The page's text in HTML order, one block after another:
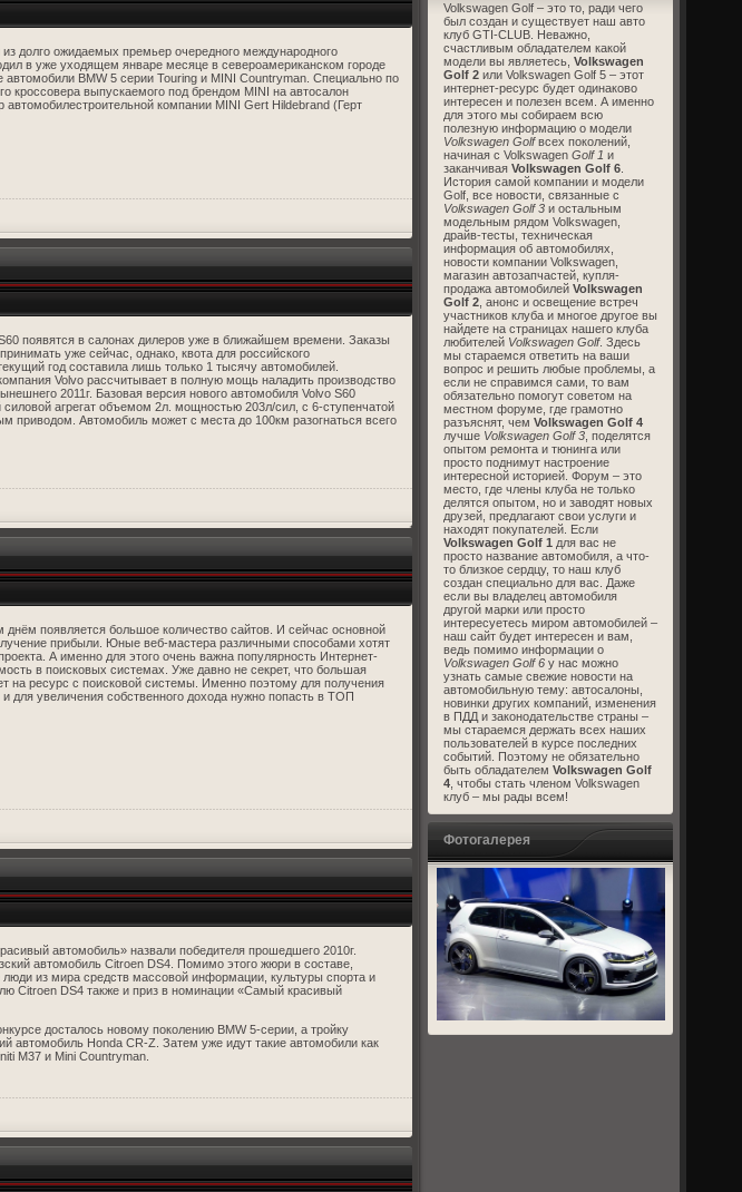
Volkswagen Golf – это то, ради чего
был создан и существует наш авто
клуб GTI-CLUB. Неважно,
счастливым обладателем какой
модели вы являетесь, Volkswagen
Golf 2 или Volkswagen Golf 5 – этот
интернет-ресурс будет одинаково
интересен и полезен всем. А именно
для этого мы собираем всю
полезную информацию о модели
Volkswagen Golfвсех поколений,
начиная с Volkswagen Golf 1 и
заканчивая Volkswagen Golf 6
История самой компании и модели
Golf, все новости, связанные с
Volkswagen Golf 3 и остальным
модельным рядом Volkswagen,
драйв-тесты, техническая
информация об автомобилях,
новости компании Volkswagen,
магазин автозапчастей, купля-
продажа автомобилей Volkswagen
Golf 2 , анонс и освещение встреч
участников клуба и многое другое вы
найдете на страницах нашего клуба
любителей Volkswagen Golf. Здесь
мы стараемся ответить на ваши
вопрос и решить любые проблемы, а
если не справимся сами, то вам
обязательно помогут советом на
местном форуме, где грамотно
разъяснят, чем Volkswagen Golf 4
лучше Volkswagen Golf 3 , поделятся
опытом ремонта и тюнинга или
просто поднимут настроение
интересной историей. Форум – это
место, где члены клуба не только
делятся опытом, но и заводят новых
друзей, предлагают свои услуги и
находят покупателей. Если
Volkswagen Golf 1 для вас не
просто название автомобиля, а что-
то близкое сердцу, то наш клуб
создан специально для вас. Даже
если вы владелец автомобиля
другой марки или просто
интересуетесь миром автомобилей –
наш сайт будет интересен и вам,
ведь помимо информации о
Volkswagen Golf 6 у нас можно
узнать самые свежие новости на
автомобильную тему: автосалоны,
новинки других компаний, изменения
в ПДД и законодательстве страны –
мы стараемся держать всех наших
пользователей в курсе последних
событий. Поэтому не обязательно
быть обладателем Volkswagen Golf
4 , чтобы стать членом Volkswagen
клуб – мы рады всем!
Фотогалерея
долго ожидаемых премьер очередного международного
в уже уходящем январе месяце в североамериканском городе
автомобили BMW 5 серии Touring и MINI Countryman. Специально по
кроссовера выпускаемого под брендом MINI на автосалон
автомобилестроительной компании MINI Gert Hildebrand (Герт
появятся в салонах дилеров уже в ближайшем времени. Заказы
уже сейчас, однако, квота для российского
год составила лишь только 1 тысячу автомобилей.
Volvo рассчитывает в полную мощь наладить производство
2011г. Базовая версия нового автомобиля Volvo S60
силовой агрегат объемом 2л. мощностью 203л/сил, с 6-ступенчатой
приводом. Автомобиль может с места до 100км разогнаться всего
днём появляется большое количество сайтов. И сейчас основной
прибыли. Юные веб-мастера различными способами хотят
А именно для этого очень важна популярность Интернет-
в поисковых системах. Уже давно не секрет, что большая
на ресурс с поисковой системы. Именно поэтому для получения
для увеличения собственного дохода нужно попасть в ТОП
автомобиль» назвали победителя прошедшего 2010г.
автомобиль Citroen DS4. Помимо этого жюри в составе,
люди из мира средств массовой информации, культуры спорта и
Citroen DS4 также и приз в номинации «Самый красивый
досталось новому поколению BMW 5-серии, а тройку
автомобиль Honda CR-Z. Затем уже идут такие автомобили как
M37 и Mini Countryman.